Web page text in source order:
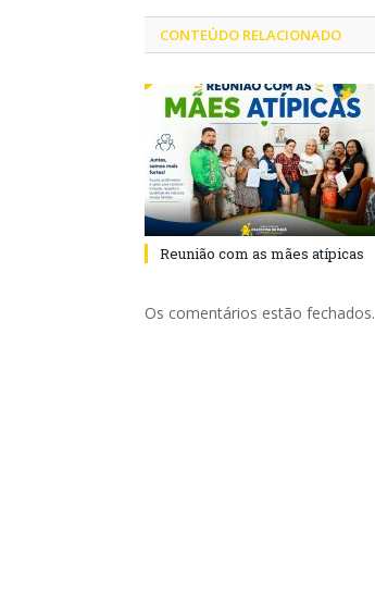
CONTEÚDO RELACIONADO
Reunião com as mães atípicas
Os comentários estão fechados.